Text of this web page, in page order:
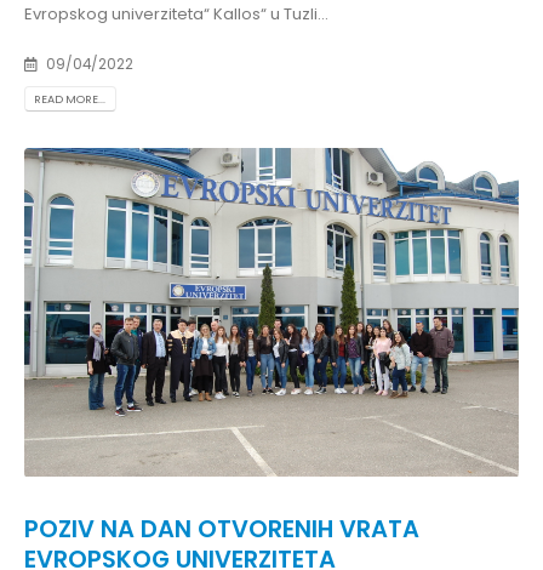
Evropskog univerziteta“ Kallos“ u Tuzli...
09/04/2022
READ MORE...
POZIV NA DAN OTVORENIH VRATA
EVROPSKOG UNIVERZITETA